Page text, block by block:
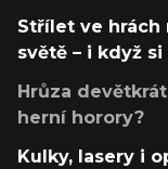
Střílet ve
světě – i když
Hrůza
herní horory?
Kulky, lasery i